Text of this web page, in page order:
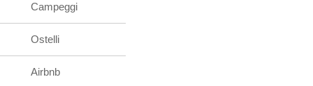
Campeggi
Ostelli
Airbnb